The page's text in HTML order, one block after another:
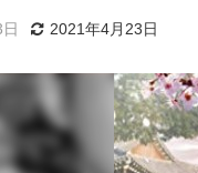
2021年4月23日